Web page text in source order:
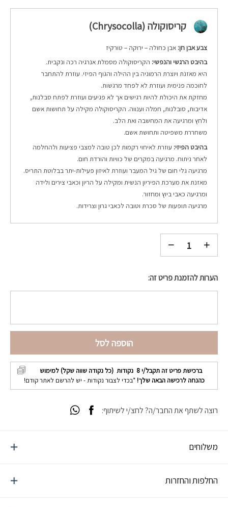
קריסוקולה (Chrysocolla)
צבע אבן חן: אבן כחולה – ירוקה – טורקיז
בהיבט הרגשי והנפשי: הקריסוקולה מסמלת אנרגיה רכה ונקבית.
היא מאזנת ויוצרת הרמוניה בין ההילה והגוף הפיזי. עוזרת להתחבר
לחוכמה פנימית ועוזרת לא לפחד מרגשות.
מחזקת את היכולת להיות רגישים אך לא פגיעים ועוזרת לפתח סבלנות,
אדיבות, סובלנות, חמלה וענווה. הקריסוקולה מקילה על תחושות אשם
ולחץ ומרגיעה את המחשבה ואת הלב.
משחררת משפיטה ותחושת אשם.
בהיבט הפיזי: עוזרת לאיחוי רקמות לכן טובה למצבי פציעות ולהחלמה
לאחר ניתוח. מרגיעה במקרים של כוויות והורדת חום.
מרגיעה גלי חום של גיל המעבר ועוזרת לאיזון פעילות-יתר בבלוטת התריס.
מאזנת את מערכת הפיריון הנשית ומקילה על הריון וכאבי צירים ולידה
ומרגיעה כאבי ביוץ ומחזור.
מרגיעה תופעות של סכרת וטובה לכאבי גרון וצרידות.
הערות להזמנת פריט זה:
הוספה לסל
ברכישת פריט זה תקבל/י8 נקודות (כל נקודה שווה שקל) למימוש
כהנחה לרכישה הבאה שלך! *בכדי לצבור נקודות - יש להרשם לאתר קודם!
משלוחים
החלפות והחזרות
רוצה לשתף את החבר/ה? לחצ/י לשיתוף: